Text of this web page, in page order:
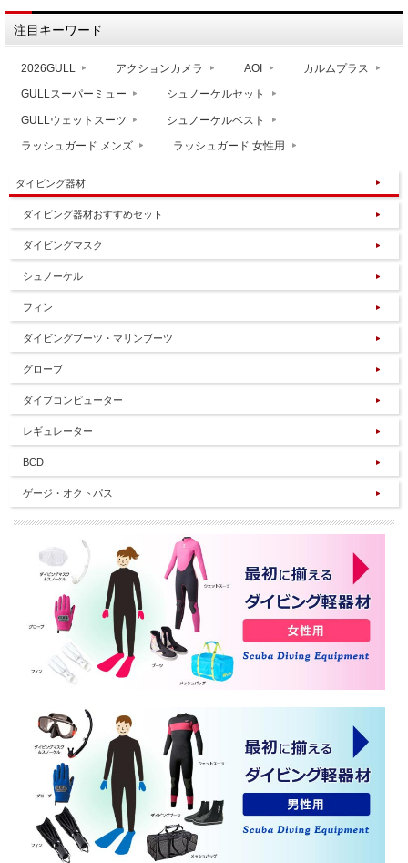
注目キーワード
2026GULL アクションカメラ AOI カルムプラス
GULLスーパーミュー シュノーケルセット
GULLウェットスーツ シュノーケルベスト
ラッシュガード メンズ ラッシュガード 女性用
ダイビング器材
ダイビング器材おすすめセット
ダイビングマスク
シュノーケル
フィン
ダイビングブーツ・マリンブーツ
グローブ
ダイブコンピューター
レギュレーター
BCD
ゲージ・オクトパス